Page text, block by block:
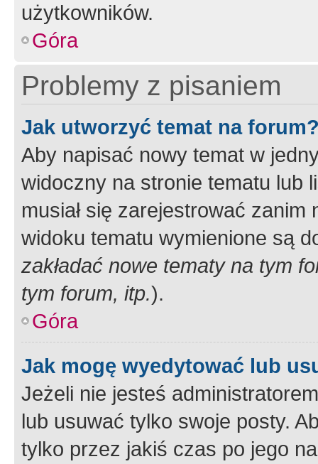
użytkowników.
Góra
Problemy z pisaniem
Jak utworzyć temat na
Aby napisać nowy temat w
widoczny na stronie tematu lub
musiał się zarejestrować
widoku tematu wymienione są
zakładać nowe tematy na tym
tym forum, itp.).
Góra
Jak mogę wyedytować lub
Jeżeli nie jesteś
lub usuwać tylko swoje posty.
tylko przez jakiś czas po jego